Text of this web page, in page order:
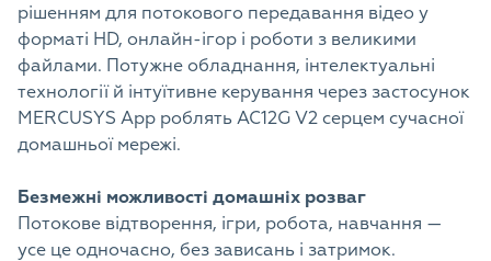
рішенням для потокового передавання відео у
форматі HD, онлайн-ігор і роботи з великими
файлами. Потужне обладнання, інтелектуальні
технології й інтуїтивне керування через застосунок
MERCUSYS App роблять AC12G V2 серцем сучасної
домашньої мережі.
Безмежні можливості домашніх розваг
Потокове відтворення, ігри, робота, навчання —
усе це одночасно, без зависань і затримок.